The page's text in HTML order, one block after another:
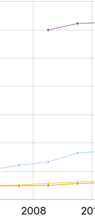
2008